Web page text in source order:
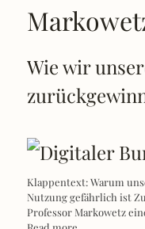
Wie wir
Klappentext: Warum
Nutzung gefährlich ist
Professor Markowetz